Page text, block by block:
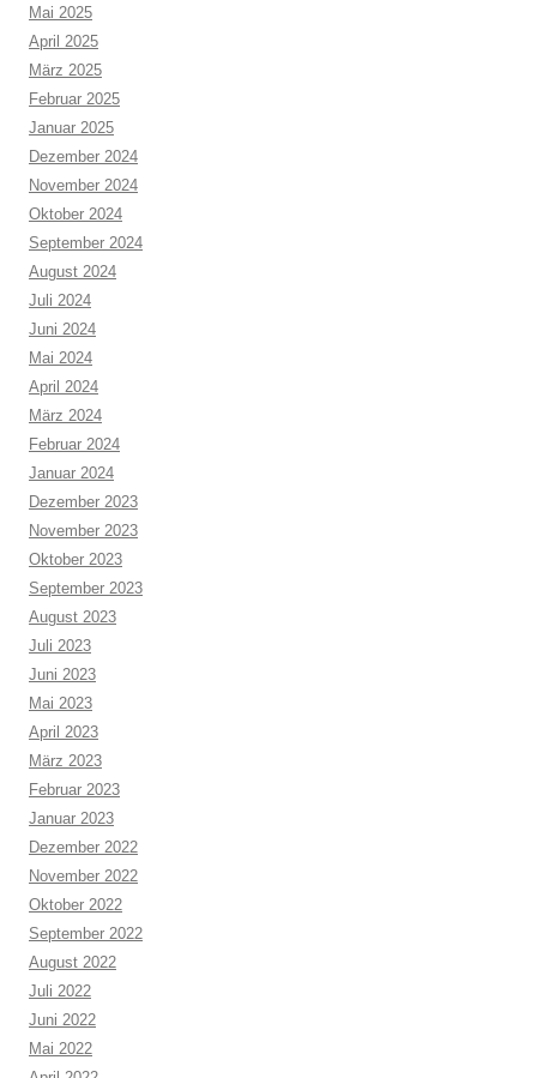
Mai 2025
April 2025
März 2025
Februar 2025
Januar 2025
Dezember 2024
November 2024
Oktober 2024
September 2024
August 2024
Juli 2024
Juni 2024
Mai 2024
April 2024
März 2024
Februar 2024
Januar 2024
Dezember 2023
November 2023
Oktober 2023
September 2023
August 2023
Juli 2023
Juni 2023
Mai 2023
April 2023
März 2023
Februar 2023
Januar 2023
Dezember 2022
November 2022
Oktober 2022
September 2022
August 2022
Juli 2022
Juni 2022
Mai 2022